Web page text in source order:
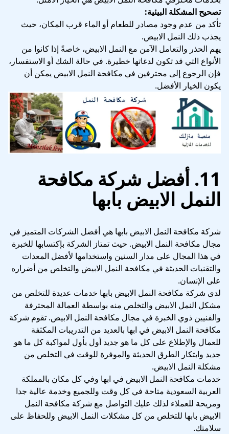
تصحيح المشكلة البيئية:
تأكد من عدم وجود مصادر للطعام أو الماء قرب المكان، حيث
يجذب ذلك النمل الابيض.
يهم الحذر والتعامل الآمن مع النمل الابيض، خاصةً إذا كانوا من
الأنواع التي قد تكون لدغاتها خطيرة. في حالة الشك أو الاستفسار،
فإن الرجوع إلى محترفين في مكافحة النمل الابيض يمكن أن
يكون الخيار الأفضل.
11. أفضل شركة مكافحة
النمل الابيض بابها
شركة مكافحة النمل الابيض بابها هي أفضل الشركات المتميز في
مجال مكافحة النمل الابيض. حيث تمتاز الشركة بإكتسابها للخبرة
في هذا المجال على مدار السنين واستخدامها لأفضل المعدات
والتقنيات الحديثة في مكافحة النمل الابيض والتخلص من أضراره
على الإنسان.
لدى شركة مكافحة النمل الابيض بابها خدمات عديدة للتخلص من
مشكل النمل الابيض والتخلص منه بواسطة العمالة المحترفة
والفنيين ذوي الخبرة في مجال مكافحة النمل الابيض. تقوم شركة
مكافحة النمل الابيض في ابها بالعديد من التدريبات المكثفة
للعمال والإطلاع على كل ما هو جديد أول بأول لمواكبة كل ما هو
جديد وابتكار الطرق الحديثة والموفرة للوقت في التخلص من
مشكلة النمل الابيض.
خدمات مكافحة النمل الابيض في ابها وفي كل مكان بالمملكة
العربية السعودية متاحة في كل وقت وللجميع وخدمة عالية جدا
ومريحة للعملاء لذلك عليك التواصل مع شركة مكافحة النمل
الابيض بابها للتخلص من كل مشكلات النمل الابيض وللحفاظ على
سلامتك.